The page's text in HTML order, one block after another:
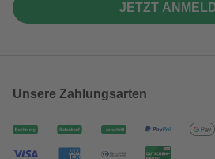
JETZT
Unsere Zahlungsarten